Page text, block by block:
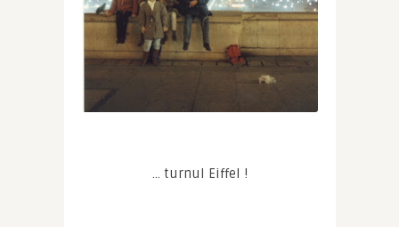
… turnul Eiffel !